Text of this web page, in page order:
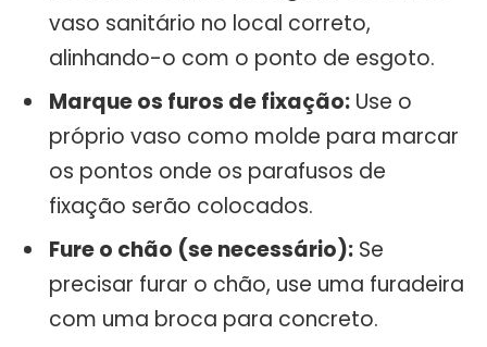
vaso sanitário no local correto,
alinhando-o com o ponto de esgoto.
Marque os furos de fixação: Use o
próprio vaso como molde para marcar
os pontos onde os parafusos de
fixação serão colocados.
Fure o chão (se necessário): Se
precisar furar o chão, use uma furadeira
com uma broca para concreto.